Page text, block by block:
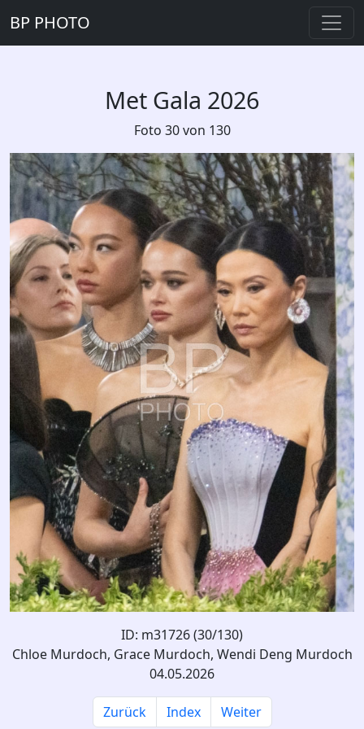
BP PHOTO
Met Gala 2026
Foto 30 von 130
ID: m31726 (30/130)
Chloe Murdoch, Grace Murdoch, Wendi Deng Murdoch
04.05.2026
Zurück Index Weiter